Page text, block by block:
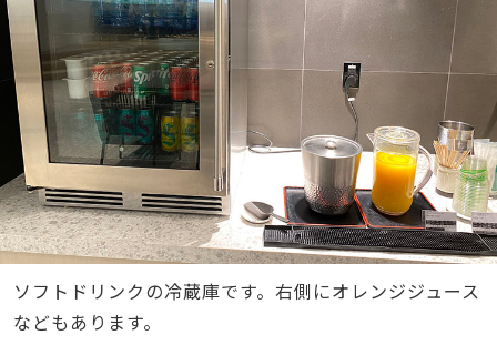
ソフトドリンクの冷蔵庫です。右側にオレンジジュース
などもあります。